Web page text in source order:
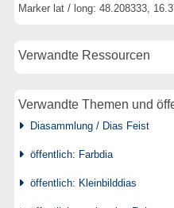
Marker lat / long: 48.208333,
Verwandte Ressourcen
Verwandte Themen und
Diasammlung / Dias Feist
öffentlich: Farbdia
öffentlich: Kleinbilddias